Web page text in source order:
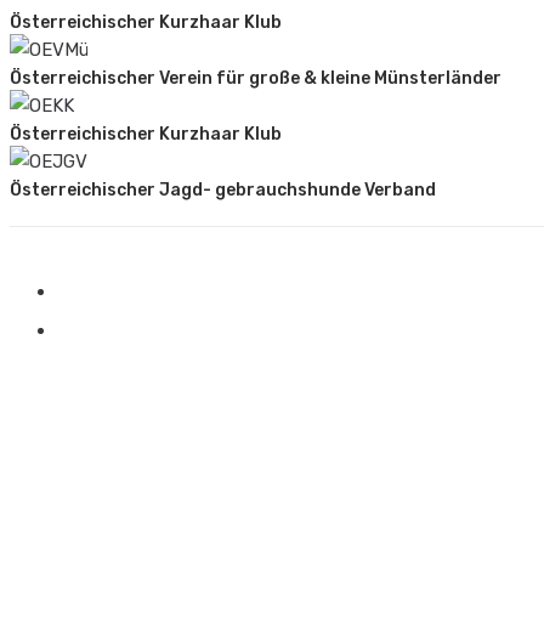
Österreichischer Kurzhaar Klub
Österreichischer Verein für große & kleine Münsterländer
Österreichischer Kurzhaar Klub
Österreichischer Jagd- gebrauchshunde Verband